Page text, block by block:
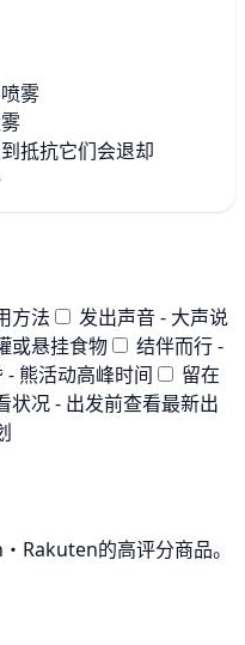
雾
抵抗它们会退却
方法
发出声音 - 大声说
或悬挂食物
结伴而行 -
熊活动高峰时间
留在
状况 - 出发前查看最新出
Rakuten的高评分商品。